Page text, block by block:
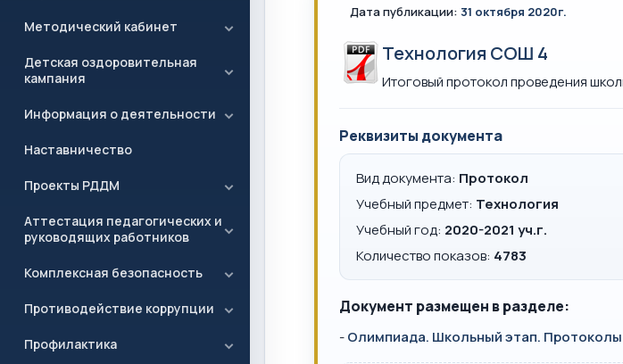
Методический кабинет
Детская оздоровительная
кампания
Информация о деятельности
Наставничество
Проекты РДДМ
Аттестация педагогических и
руководящих работников
Комплексная безопасность
Противодействие коррупции
Профилактика
Дата публикации: 31 октября 2020г.
Технология СОШ 4
Итоговый протокол проведения
Реквизиты документа
Вид документа: Протокол
Учебный предмет: Технология
Учебный год: 2020-2021 уч.г.
Количество показов: 4783
Документ размещен в разделе:
-Олимпиада. Школьный этап.